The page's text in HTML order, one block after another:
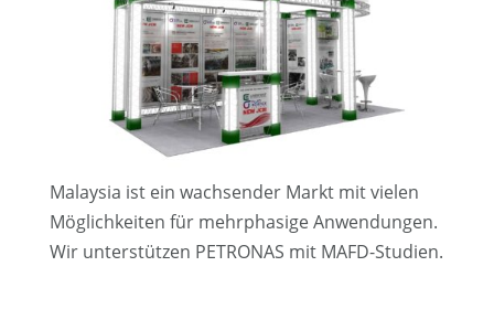
Malaysia ist ein wachsender Markt mit vielen
Möglichkeiten für mehrphasige Anwendungen.
Wir unterstützen PETRONAS mit MAFD-Studien.